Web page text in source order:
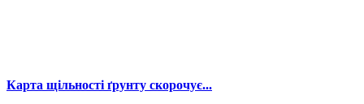
Карта щільності ґрунту скорочує...